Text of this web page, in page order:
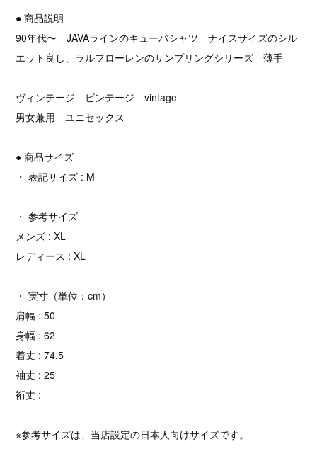
● 商品説明
90年代〜 JAVAラインのキューバシャツ ナイスサイズのシル
エット良し、ラルフローレンのサンプリングシリーズ 薄手
ヴィンテージ ビンテージ vintage
男女兼用 ユニセックス
● 商品サイズ
・ 表記サイズ : M
・ 参考サイズ
メンズ : XL
レディース : XL
・ 実寸（単位：cm）
肩幅 : 50
身幅 : 62
着丈 : 74.5
袖丈 : 25
裄丈 :
※参考サイズは、当店設定の日本人向けサイズです。